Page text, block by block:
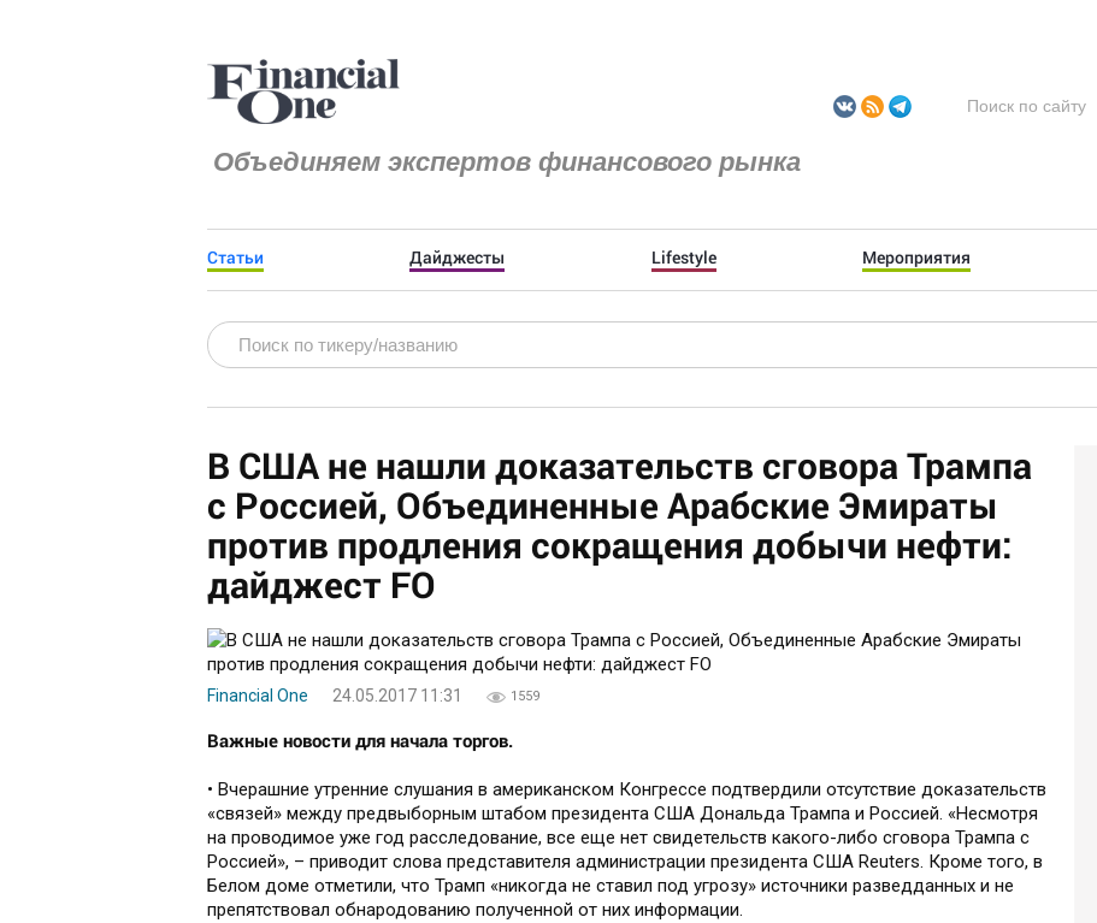
Объединяем экспертов финансового рынка
Статьи Дайджесты Lifestyle Мероприятия
В США не нашли доказательств сговора Трампа
с Россией, Объединенные Арабские Эмираты
против продления сокращения добычи нефти:
дайджест FO
Financial One 24.05.2017 11:31 1559
Важные новости для начала торгов.
• Вчерашние утренние слушания в американском Конгрессе подтвердили отсутствие доказательств
«связей» между предвыборным штабом президента США Дональда Трампа и Россией. «Несмотря
на проводимое уже год расследование, все еще нет свидетельств какого-либо сговора Трампа с
Россией», – приводит слова представителя администрации президента США Reuters. Кроме того, в
Белом доме отметили, что Трамп «никогда не ставил под угрозу» источники разведданных и не
препятствовал обнародованию полученной от них информации.